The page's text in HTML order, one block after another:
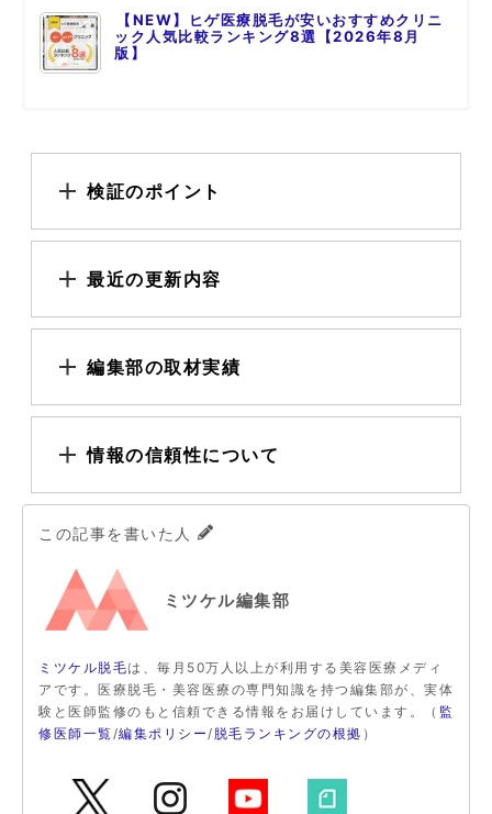
【NEW】ヒゲ医療脱毛が安いおすすめクリニ
ック人気比較ランキング8選【2026年8月
版】
検証のポイント
最近の更新内容
編集部の取材実績
情報の信頼性について
この記事を書いた人
ミツケル編集部
ミツケル脱毛は、毎月50万人以上が利用する美容医療メディ
アです。医療脱毛・美容医療の専門知識を持つ編集部が、実体
験と医師監修のもと信頼できる情報をお届けしています。（ 監
修医師一覧/編集ポリシー/ 脱毛ランキングの根拠 ）